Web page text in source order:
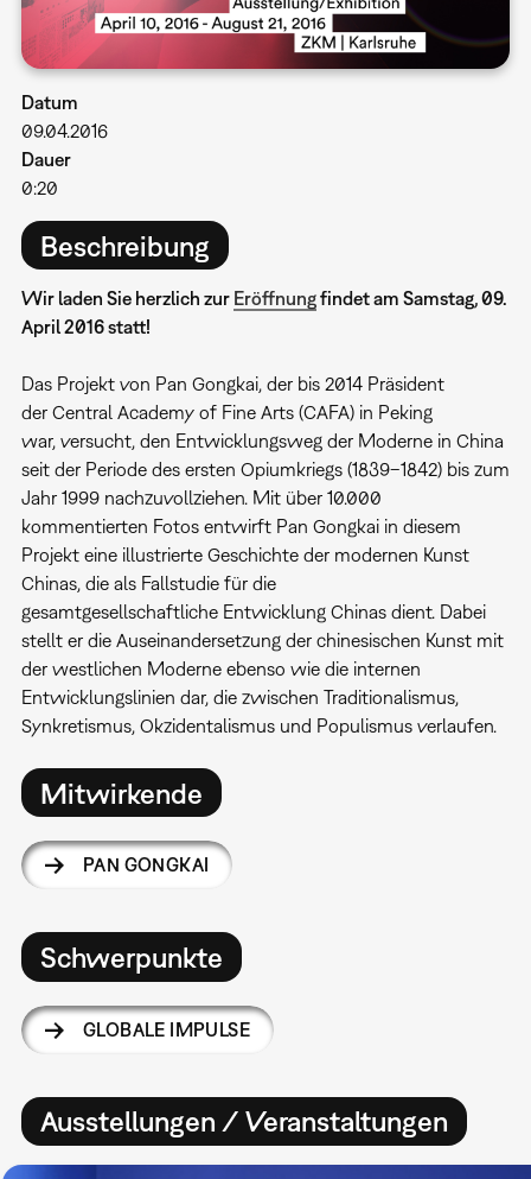
Datum
09.04.2016
Dauer
0:20
Beschreibung
Wir laden Sie herzlich zur Eröffnungfindet am Samstag, 09.
April 2016 statt!
Das Projekt von Pan Gongkai, der bis 2014 Präsident
der Central Academy of Fine Arts (CAFA) in Peking
war, versucht, den Entwicklungsweg der Moderne in China
seit der Periode des ersten Opiumkriegs (1839–1842) bis zum
Jahr 1999 nachzuvollziehen. Mit über 10.000
kommentierten Fotos entwirft Pan Gongkai in diesem
Projekt eine illustrierte Geschichte der modernen Kunst
Chinas, die als Fallstudie für die
gesamtgesellschaftliche Entwicklung Chinas dient. Dabei
stellt er die Auseinandersetzung der chinesischen Kunst mit
der westlichen Moderne ebenso wie die internen
Entwicklungslinien dar, die zwischen Traditionalismus,
Synkretismus, Okzidentalismus und Populismus verlaufen.
Mitwirkende
PAN GONGKAI
Schwerpunkte
GLOBALE IMPULSE
Ausstellungen / Veranstaltungen